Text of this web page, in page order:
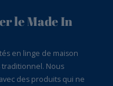
le Made In
en linge de maison
traditionnel. Nous
des produits qui ne